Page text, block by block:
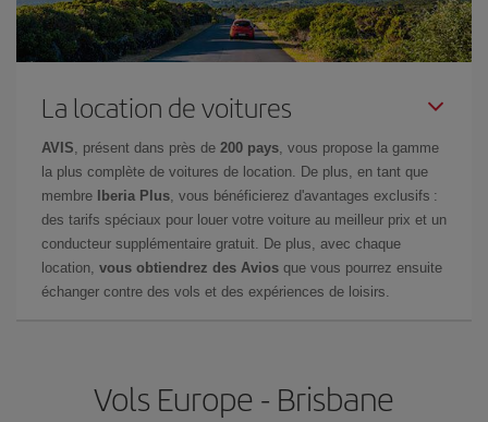
La location de voitures
AVIS , présent dans près de 200 pays , vous propose la gamme
la plus complète de voitures de location. De plus, en tant que
membre
Iberia Plus , vous bénéficierez d'avantages exclusifs :
des tarifs spéciaux pour louer votre voiture au meilleur prix et un
conducteur supplémentaire gratuit. De plus, avec chaque
location, vous obtiendrez des Avios que vous pourrez ensuite
échanger contre des vols et des expériences de loisirs.
Vols Europe - Brisbane